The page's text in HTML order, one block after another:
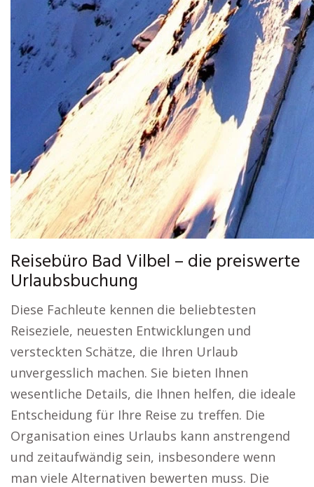
Reisebüro Bad Vilbel – die preiswerte
Urlaubsbuchung
Diese Fachleute kennen die beliebtesten
Reiseziele, neuesten Entwicklungen und
versteckten Schätze, die Ihren Urlaub
unvergesslich machen. Sie bieten Ihnen
wesentliche Details, die Ihnen helfen, die ideale
Entscheidung für Ihre Reise zu treffen. Die
Organisation eines Urlaubs kann anstrengend
und zeitaufwändig sein, insbesondere wenn
man viele Alternativen bewerten muss. Die